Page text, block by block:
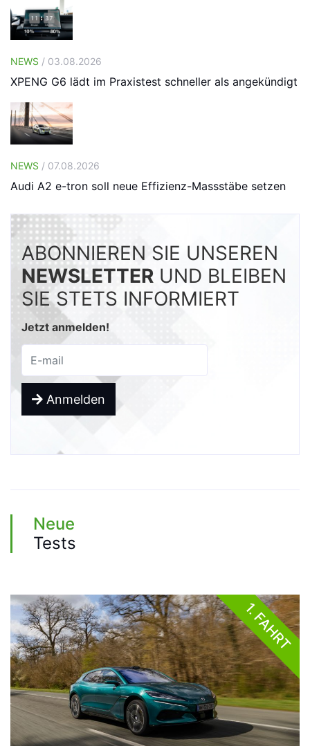
NEWS / 03.08.2026
XPENG G6 lädt im Praxistest schneller als angekündigt
NEWS / 07.08.2026
Audi A2 e-tron soll neue Effizienz-Massstäbe setzen
ABONNIEREN SIE UNSEREN
NEWSLETTER UND BLEIBEN
SIE STETS INFORMIERT
Jetzt anmelden!
Anmelden
Neue
Tests
1. FAHRT